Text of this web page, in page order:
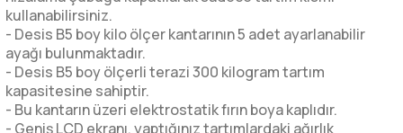
kullanabilirsiniz.
- Desis B5 boy kilo ölçer kantarının 5 adet ayarlanabilir
ayağı bulunmaktadır.
- Desis B5 boy ölçerli terazi 300 kilogram tartım
kapasitesine sahiptir.
- Bu kantarın üzeri elektrostatik fırın boya kaplıdır.
- Geniş LCD ekranı, yaptığınız tartımlardaki ağırlık